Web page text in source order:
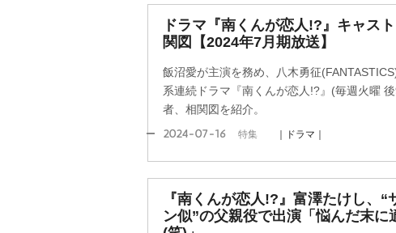
ドラマ『南くんが恋人!?』キャス
関図【2024年7月期放送】
飯沼愛が主演を務め、八木勇征
系連続ドラマ『南くんが恋人!?』(毎週火曜
者、相関図を紹介。
2024-07-16 特集 ｜ドラマ｜
『南くんが恋人!?』富澤たけし、“
ン似”の父親役で出演「悩んだ末に